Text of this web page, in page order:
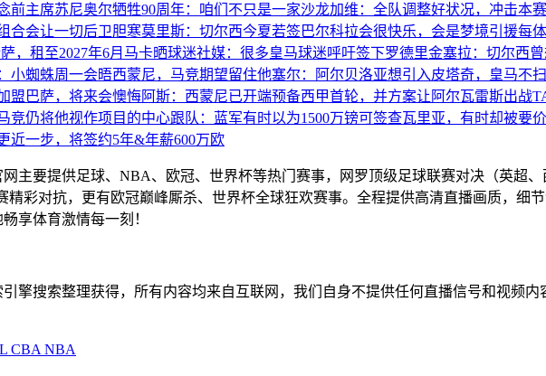
前主席苏尼奥尔牺牲90周年：咱们不只是一家沙龙加维：全队调整好状况，冲击本
合会让一切后卫胆寒莫里斯：切尔西今夏若签巴尔科拉会很快乐，会是梦境引援每
，租至2027年6月 马卡晒球迷社媒：很多皇马球迷呼吁签下罗德里金塞拉：切尔西
小蜘蛛周一会晤西蒙尼，马竞期望留住他塞尔：阿尔贝洛亚想引入皮塔奇，皇马不
盟巴萨，将来会懊悔阿斯：西蒙尼已开端预备西甲首轮，并方案让阿尔瓦雷斯出战
竞仍将他视作项目的中心跟队：蓝军有时以为1500万镑可签查瓦里亚，有时却被要
近一步，将签约5年&年薪600万欧
主要提供足球、NBA、欧冠、世界杯等热门赛事，网罗顶级足球联赛对决（英超
彩对抗，更有欧冠巅峰厮杀、世界杯全球狂欢赛事。全程提供高清直播画质，细
享体育激情每一刻！
擎搜索整理获得，所有内容均来自互联网，我们自身不提供任何直播信号和视频
CBA NBA